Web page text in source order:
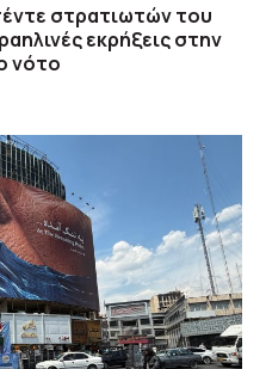
στρατιωτών του
εκρήξεις στην
νότο